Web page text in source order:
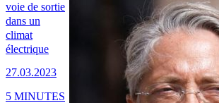
voie de sortie
dans un
climat
électrique
27.03.2023
5 MINUTES